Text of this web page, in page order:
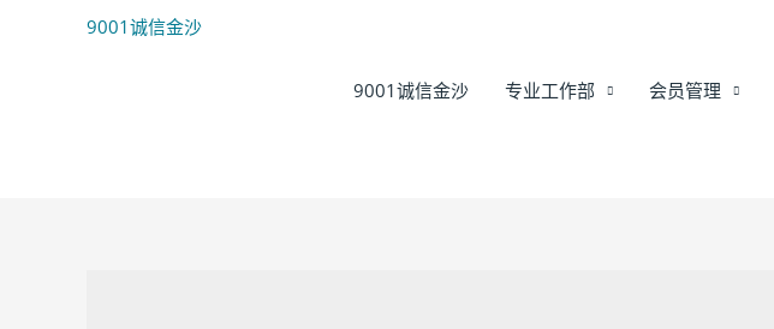
9001诚信金沙
9001诚信金沙 专业工作部 会员管理